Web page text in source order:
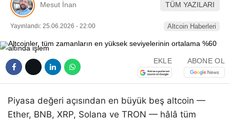
Mesut İnan TÜM YAZILARI
Yayınlandı: 25.06.2026 - 22:00 Altcoin Haberleri
EKLE ABONE OL
Piyasa değeri açısından en büyük beş altcoin —
Ether, BNB, XRP, Solana ve TRON — hâlâ tüm